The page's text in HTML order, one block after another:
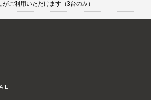
がご利用いただけます（3台のみ）